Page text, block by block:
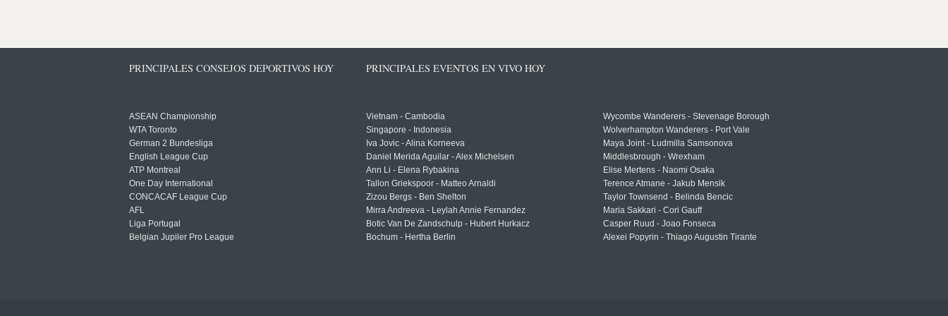
PRINCIPALES CONSEJOS DEPORTIVOS HOY
ASEAN Championship
WTA Toronto
German 2 Bundesliga
English League Cup
ATP Montreal
One Day International
CONCACAF League Cup
AFL
Liga Portugal
Belgian Jupiler Pro League
PRINCIPALES EVENTOS EN VIVO HOY
Vietnam - Cambodia
Singapore - Indonesia
Iva Jovic - Alina Korneeva
Daniel Merida Aguilar - Alex Michelsen
Ann Li - Elena Rybakina
Tallon Griekspoor - Matteo Arnaldi
Zizou Bergs - Ben Shelton
Mirra Andreeva - Leylah Annie Fernandez
Botic Van De Zandschulp - Hubert Hurkacz
Bochum - Hertha Berlin
Wycombe Wanderers - Stevenage Borough
Wolverhampton Wanderers - Port Vale
Maya Joint - Ludmilla Samsonova
Middlesbrough - Wrexham
Elise Mertens - Naomi Osaka
Terence Atmane - Jakub Mensik
Taylor Townsend - Belinda Bencic
Maria Sakkari - Cori Gauff
Casper Ruud - Joao Fonseca
Alexei Popyrin - Thiago Augustin Tirante